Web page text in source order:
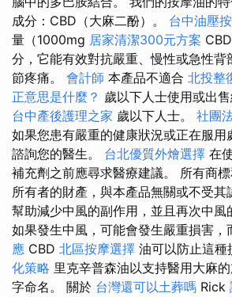
成分：CBD（大麻二酚）。 台中油壓
量（1000mg 居家清潔300元方案
分，它能有效對抗嚴重、慢性或急性背
節疼痛。 會計師 本產品不適合 北投整
正意思是什麼？ 歲以下人士使用或出
台中產後護理之家 歲以下人士。 社團
如果您患有嚴重的健康狀況或正在服用
諮詢您的醫生。 台北優質外燴選擇 在
補充劑之前應尋求醫療建議。 所有商
所有者的財產，與本產品無關或不受其
幫助減少中風的副作用，並且再次中風
如果發生中風，可能會發生嚴重損害，
應 CBD 北區按摩選擇 油可以防止這種
化策略 里克辛普森油以支持醫用大麻
字命名。 關於 台灣還可以土葬嗎 Rick